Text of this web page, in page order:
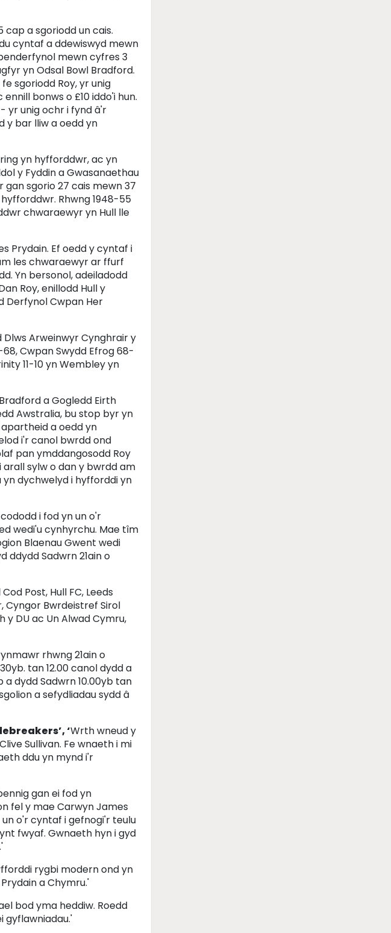
a sgoriodd un cais.
cyntaf a ddewiswyd mewn
mewn cyfres 3
yn Odsal Bowl Bradford.
sgoriodd Roy, yr unig
bonws o £10 iddo'i hun.
yr unig ochr i fynd â'r
y bar lliw a oedd yn
yn hyfforddwr, ac yn
y Fyddin a Gwasanaethau
sgorio 27 cais mewn 37
Rhwng 1948-55
chwaraewyr yn Hull lle
Prydain. Ef oedd y cyntaf i
les chwaraewyr ar ffurf
Yn bersonol, adeiladodd
Roy, enillodd Hull y
Derfynol Cwpan Her
Dlws Arweinwyr Cynghrair y
Cwpan Swydd Efrog 68-
11-10 yn Wembley yn
a Gogledd Eirth
Awstralia, bu stop byr yn
a oedd yn
i'r canol bwrdd ond
pan ymddangosodd Roy
sylw o dan y bwrdd am
yn dychwelyd i hyfforddi yn
i fod yn un o'r
wedi'u cynhyrchu. Mae tîm
Blaenau Gwent wedi
ddydd Sadwrn 21ain o
Post, Hull FC, Leeds
Cyngor Bwrdeistref Sirol
y DU ac Un Alwad Cymru,
rhwng 21ain o
tan 12.00 canol dydd a
a dydd Sadwrn 10.00yb tan
a sefydliadau sydd â
‘Wrth wneud y
Sullivan. Fe wnaeth i mi
ddu yn mynd i'r
gan ei fod yn
fel y mae Carwyn James
o'r cyntaf i gefnogi'r teulu
fwyaf. Gwnaeth hyn i gyd
rygbi modern ond yn
a Chymru.'
bod yma heddiw. Roedd
gyflawniadau.'